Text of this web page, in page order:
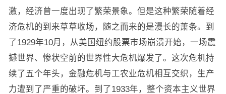
激，经济曾一度出现了繁荣景象。但是这种繁荣随着经
济危机的到来草草收场，随之而来的是漫长的萧条。到
了1929年10月，从美国纽约股票市场崩溃开始，一场震
撼世界、惨状空前的世界性大危机爆发了。这次危机持
续了五个年头，金融危机与工农业危机相互交织，生产
力遭到了严重的破坏。到了1933年，整个资本主义世界